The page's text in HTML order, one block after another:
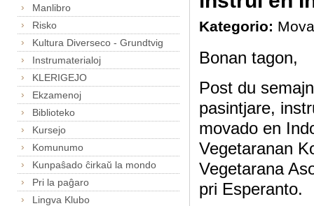
Manlibro
Risko
Kultura Diverseco - Grundtvig
Instrumaterialoj
KLERIGEJO
Ekzamenoj
Biblioteko
Kursejo
Komunumo
Kunpaŝado ĉirkaŭ la mondo
Pri la paĝaro
Lingva Klubo
Kategorio:
Bonan tagon,
Post du
pasintjare,
movado en
Vegetaranan
Vegetarana
pri Esperanto.